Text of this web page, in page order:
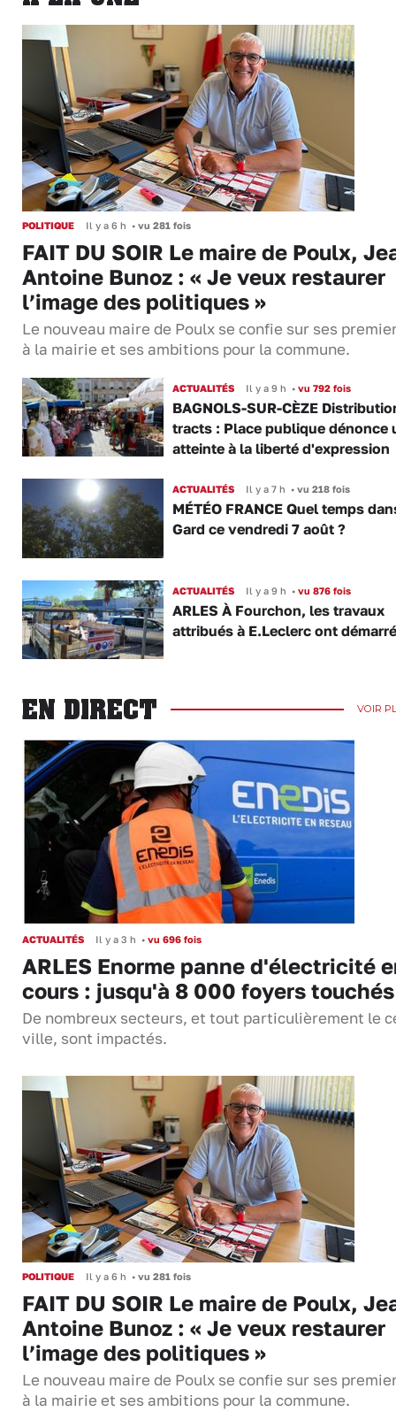
POLITIQUE Il y a 6 h • vu 281 fois
FAIT DU SOIR Le maire de Poulx,
Antoine Bunoz : « Je veux restaurer
l’image des politiques »
Le nouveau maire de Poulx se confie sur ses
à la mairie et ses ambitions pour la commune.
ACTUALITÉS Il y a 9 h •vu 792 fois
BAGNOLS-SUR-CÈZE
tracts : Place publique dénonce
atteinte à la liberté d'expression
ACTUALITÉS Il y a 7 h •vu 218 fois
MÉTÉO FRANCE Quel temps
Gard ce vendredi 7 août ?
ACTUALITÉS Il y a 9 h •vu 876 fois
ARLES À Fourchon, les travaux
attribués à E.Leclerc ont démarré
EN DIRECT VOIR
ACTUALITÉS Il y a 3 h • vu 696 fois
ARLES Enorme panne d'électricité
cours : jusqu'à 8 000 foyers touchés
De nombreux secteurs, et tout particulièrement le
ville, sont impactés.
POLITIQUE Il y a 6 h • vu 281 fois
FAIT DU SOIR Le maire de Poulx,
Antoine Bunoz : « Je veux restaurer
l’image des politiques »
Le nouveau maire de Poulx se confie sur ses
à la mairie et ses ambitions pour la commune.